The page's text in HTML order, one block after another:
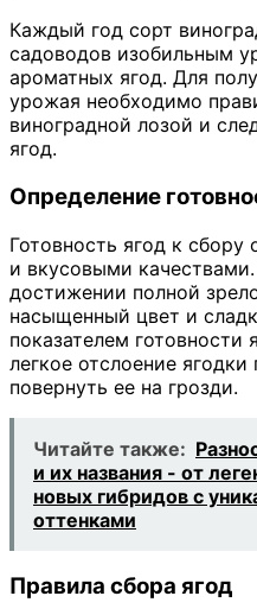
Каждый год сорт
садоводов изобильным
ароматных ягод. Для
урожая необходимо
виноградной лозой и
ягод.
Определение
Готовность ягод к сбору
и вкусовыми
достижении полной
насыщенный цвет и
показателем готовности
легкое отслоение
повернуть ее на грозди.
Читайте также:
и их названия - от
новых гибридов с
оттенками
Правила сбора ягод